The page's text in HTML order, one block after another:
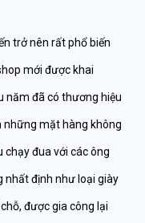
trở nên rất phổ biến
mới được khai
năm đã có thương hiệu
những mặt hàng không
đua với các ông
nhất định như loại giày
được gia công lại